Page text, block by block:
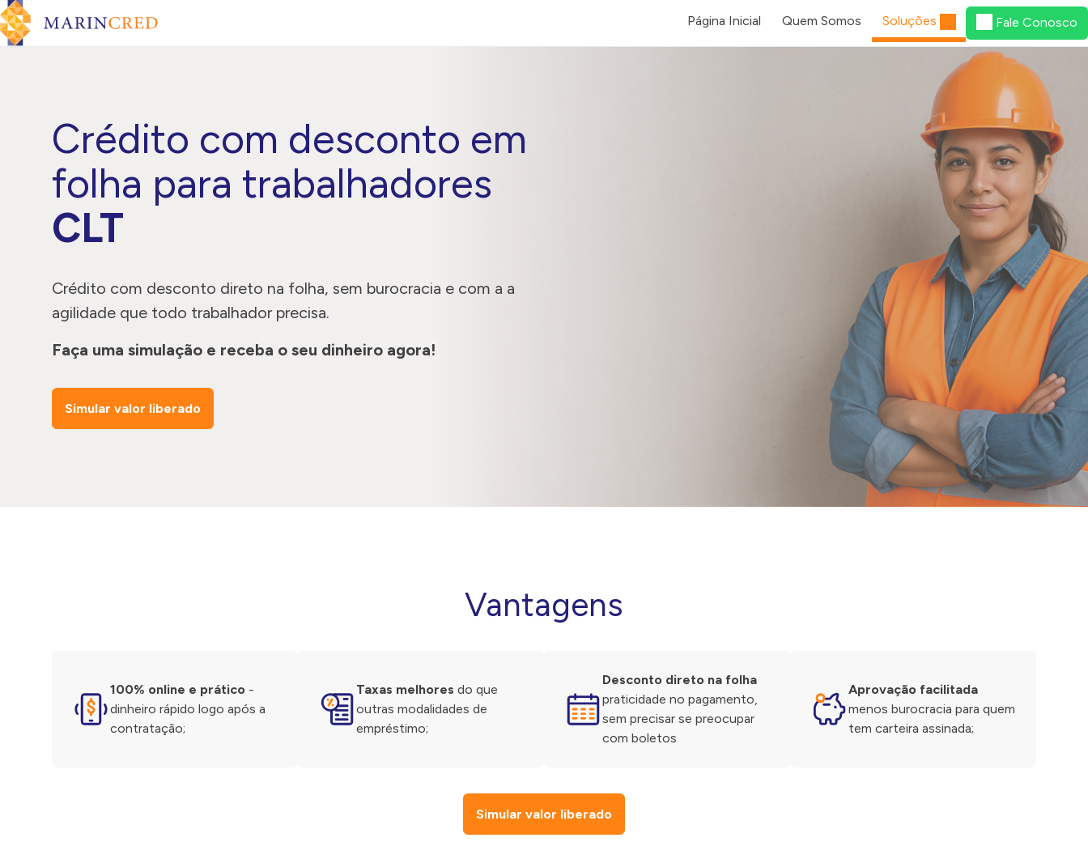
Pular para o conteúdo
Menu de Navegação
Página Inicial Quem Somos Soluções Fale Conosco
Crédito com desconto em
folha para trabalhadores
CLT
Crédito com desconto direto na folha, sem burocracia e com a a
agilidade que todo trabalhador precisa.
Faça uma simulação e receba o seu dinheiro agora!
Simular valor liberado
Vantagens
100% online e prático -
dinheiro rápido logo após a
contratação;
Taxas melhores do que
outras modalidades de
empréstimo;
Desconto direto na folha
praticidade no pagamento,
sem precisar se preocupar
com boletos
Aprovação facilitada
menos burocracia para quem
tem carteira assinada;
Simular valor liberado